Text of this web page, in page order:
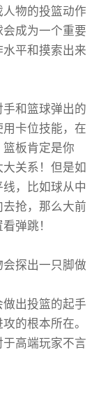
物的投篮动作
成为一个重要
平和摸索出来
和篮球弹出的
卡位技能，在
板肯定是你
关系！但是如
，比如球从中
抢，那么大前
弹跳！
探出一只脚做
出投篮的起手
的根本所在。
高端玩家不言